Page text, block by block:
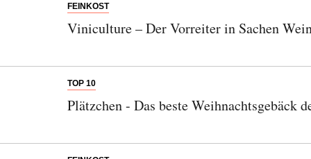
FEINKOST
Viniculture – Der Vorreiter in Sachen
TOP 10
Plätzchen - Das beste Weihnachtsgebäck